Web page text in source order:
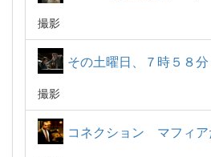
撮影
その土曜日、７時５８分
撮影
コネクション マフィア